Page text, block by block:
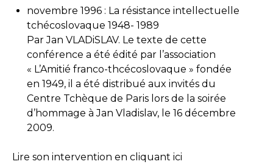
novembre 1996 : La résistance intellectuelle
tchécoslovaque 1948- 1989
Par Jan VLADiSLAV. Le texte de cette
conférence a été édité par l’association
« L’Amitié franco-thcécoslovaque » fondée
en 1949, il a été distribué aux invités du
Centre Tchèque de Paris lors de la soirée
d’hommage à Jan Vladislav, le 16 décembre
2009.
Lire son intervention en cliquant ici